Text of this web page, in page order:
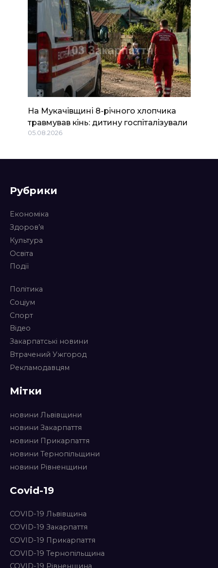
На Мукачівщині 8-річного хлопчика
травмував кінь: дитину госпіталізували
05.08.2026
Рубрики
Економіка
Здоров’я
Культура
Освіта
Події
Політика
Соціум
Спорт
Відео
Закарпатські новини
Втрачений Ужгород
Рекламодавцям
Мітки
новини Львівщини
новини Закарпаття
новини Прикарпаття
новини Тернопільщини
новини Рівненщини
Covid-19
COVID-19 Львівщина
COVID-19 Закарпаття
COVID-19 Прикарпаття
COVID-19 Тернопільщина